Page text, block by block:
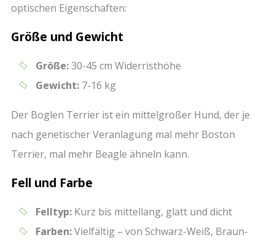
optischen Eigenschaften:
Größe und Gewicht
Größe:30-45 cm Widerristhöhe
Gewicht: 7-16 kg
Der Boglen Terrier ist ein mittelgroßer Hund, der je
nach genetischer Veranlagung mal mehr Boston
Terrier, mal mehr Beagle ähneln kann.
Fell und Farbe
Felltyp: Kurz bis mittellang, glatt und dicht
Farben:Vielfältig – von Schwarz-Weiß, Braun-